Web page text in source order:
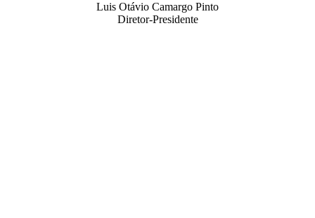
Luis Otávio Camargo Pinto
Diretor-Presidente